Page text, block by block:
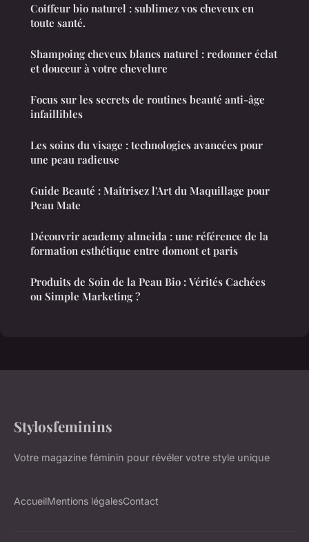
Coiffeur bio naturel : sublimez vos cheveux en
toute santé.
Shampoing cheveux blancs naturel : redonner éclat
et douceur à votre chevelure
Focus sur les secrets de routines beauté anti-âge
infaillibles
Les soins du visage : technologies avancées pour
une peau radieuse
Guide Beauté : Maîtrisez l'Art du Maquillage pour
Peau Mate
Découvrir academy almeida : une référence de la
formation esthétique entre domont et paris
Produits de Soin de la Peau Bio : Vérités Cachées
ou Simple Marketing ?
Stylosfeminins
Votre magazine féminin pour révéler votre style unique
AccueilMentions légalesContact